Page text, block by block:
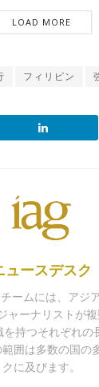
LOAD MORE
フィリピン
ュースデスク
ームには、アジ
ャーナリストが
持つそれぞれの
囲は多数の国の
クに及びます。